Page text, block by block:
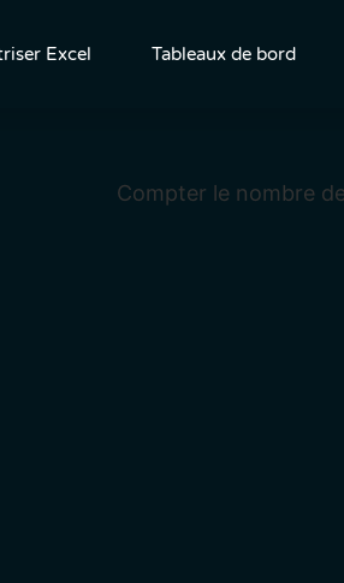
Excel Tableaux de bord